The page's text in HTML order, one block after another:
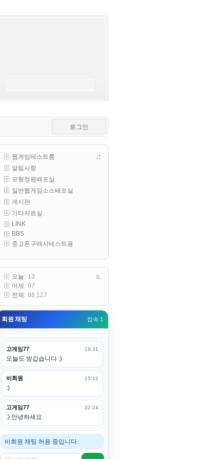
로그인
웹게임테스트룸
알림사항
모형정원배포실
일반웹게임소스배포실
게시판
기타자료실
LINK
BBS
중고폰구매시테스트용
오늘: 13
어제: 97
전체: 86,127
회원 채팅 접속 1
00:19
밑에 일반웹게임이 더있었네요
esils
아 이제 2로 돌아왔군요
esils
다 펼쳐두면 너무길어서 ..
esils
모바일로 보는데도 좀 불편하더라
구요
니다. 벌써 12시가 넘었었네요
esils
어후 주무세요
고게임77 00:20
(__)수고하십시용!
고게임77 19:31
오늘도 방갑습니다 :)
비회원 15:12
:)
고게임77 22:24
:) 안녕하세요
비회원 채팅 허용 중입니다.